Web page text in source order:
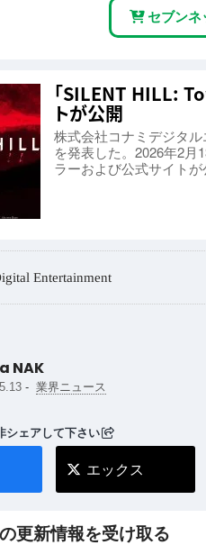
セブンネ
「SILENT HILL:
トが公開
株式会社コナミデジタ
を発表した。2026年2
ラーおよび公式サイトが
Entertainment
NAK
- 業界ニュース
シェアして下さい
エックス
更新情報を受け取る